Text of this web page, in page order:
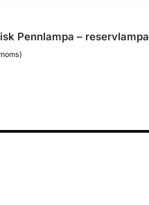
Pennlampa – reservlampa